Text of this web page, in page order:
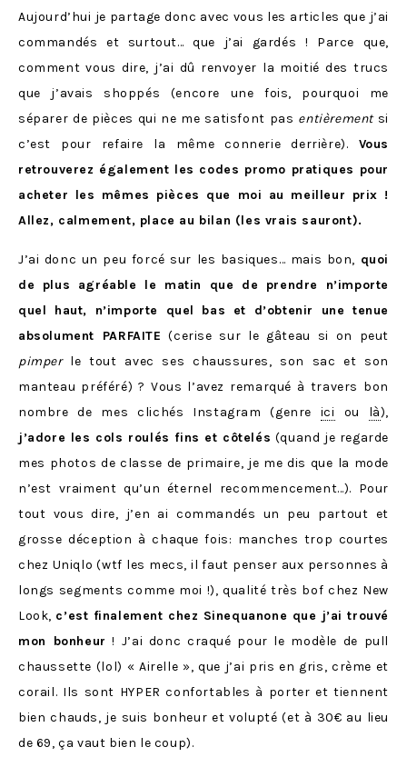
Aujourd’hui je partage donc avec vous les articles que j’ai
commandés et surtout… que j’ai gardés ! Parce que,
comment vous dire, j’ai dû renvoyer la moitié des trucs
que j’avais shoppés (encore une fois, pourquoi me
séparer de pièces qui ne me satisfont pas entièrementsi
c’est pour refaire la même connerie derrière). Vous
retrouverez également les codes promo pratiques pour
acheter les mêmes pièces que moi au meilleur prix !
Allez, calmement, place au bilan (les vrais sauront).
J’ai donc un peu forcé sur les basiques… mais bon, quoi
de plus agréable le matin que de prendre n’importe
quel haut, n’importe quel bas et d’obtenir une tenue
absolument PARFAITE (cerise sur le gâteau si on peut
pimperle tout avec ses chaussures, son sac et son
manteau préféré) ? Vous l’avez remarqué à travers bon
nombre de mes clichés Instagram (genre ici ou là),
j’adore les cols roulés fins et côtelés (quand je regarde
mes photos de classe de primaire, je me dis que la mode
n’est vraiment qu’un éternel recommencement…). Pour
tout vous dire, j’en ai commandés un peu partout et
grosse déception à chaque fois: manches trop courtes
chez Uniqlo (wtf les mecs, il faut penser aux personnes à
longs segments comme moi !), qualité très bof chez New
Look, c’est finalement chez Sinequanone que j’ai trouvé
mon bonheur ! J’ai donc craqué pour le modèle de pull
chaussette (lol) « Airelle », que j’ai pris en gris, crème et
corail. Ils sont HYPER confortables à porter et tiennent
bien chauds, je suis bonheur et volupté (et à 30€ au lieu
de 69, ça vaut bien le coup).